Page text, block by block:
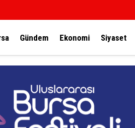
Gündem Ekonomi Siyaset